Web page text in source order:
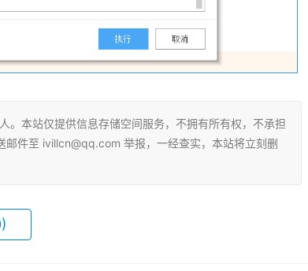
。本站仅提供信息存储空间服务，不拥有所有权，不承担
件至 ivillcn@qq.com 举报，一经查实，本站将立刻删